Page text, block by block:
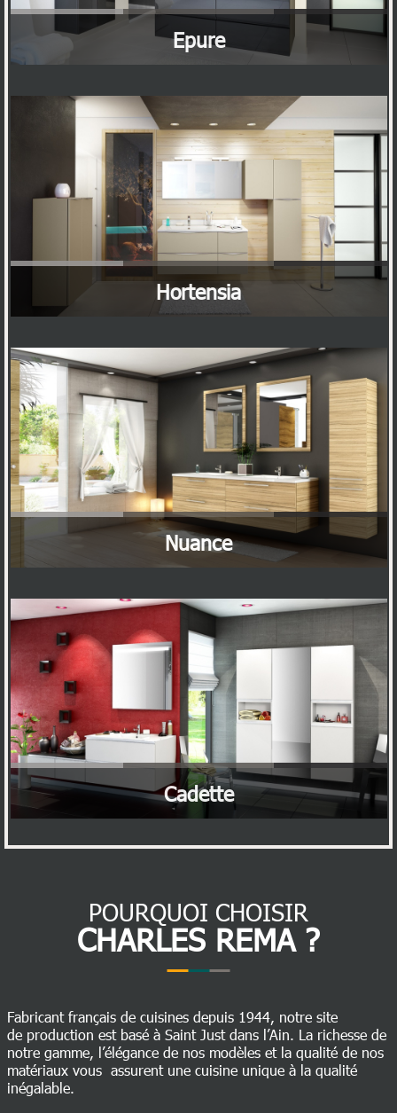
Epure
Hortensia
Nuance
Cadette
POURQUOI CHOISIR
CHARLES REMA ?
Fabricant français de cuisines depuis 1944, notre site
de production est basé à Saint Just dans l’Ain. La richesse de
notre gamme, l’élégance de nos modèles et la qualité de nos
matériaux vous assurent une cuisine unique à la qualité
inégalable.